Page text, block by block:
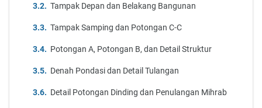
Tampak Depan dan Belakang Bangunan
Tampak Samping dan Potongan C-C
Potongan A, Potongan B, dan Detail Struktur
Denah Pondasi dan Detail Tulangan
Detail Potongan Dinding dan Penulangan Mihrab